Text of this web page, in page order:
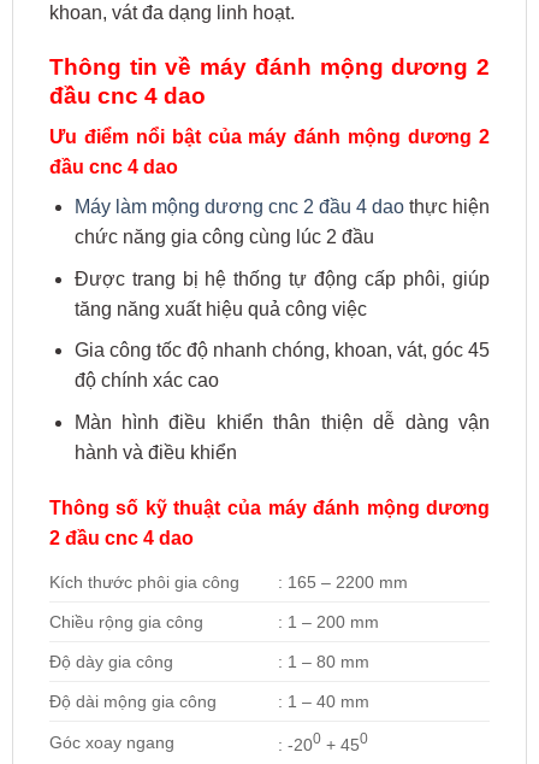
khoan, vát đa dạng linh hoạt.
Thông tin về máy đánh mộng dương 2
đầu cnc 4 dao
Ưu điểm nổi bật của máy đánh mộng dương 2
đầu cnc 4 dao
Máy làm mộng dương cnc 2 đầu 4 dao thực hiện
chức năng gia công cùng lúc 2 đầu
Được trang bị hệ thống tự động cấp phôi, giúp
tăng năng xuất hiệu quả công việc
Gia công tốc độ nhanh chóng, khoan, vát, góc 45
độ chính xác cao
Màn hình điều khiển thân thiện dễ dàng vận
hành và điều khiển
Thông số kỹ thuật của máy đánh mộng dương
2 đầu cnc 4 dao
Kích thước phôi gia công : 165 – 2200 mm
Chiều rộng gia công : 1 – 200 mm
Độ dày gia công : 1 – 80 mm
Độ dài mộng gia công : 1 – 40 mm
Góc xoay ngang : -200+ 450